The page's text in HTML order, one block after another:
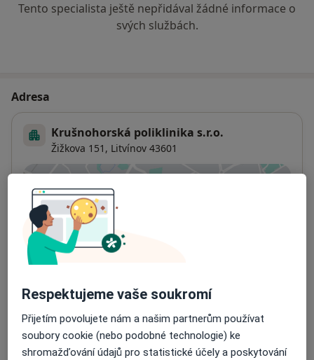
Tento specialista ještě nepřidával žádné informace o
svých službách.
Adresa
Krušnohorská poliklinika s.r.o.
Žižkova 151, Litvínov 43601
Dostupnost
Na této adrese online kalendář není aktivní
Co mám v takové situaci udělat?
Způsoby platby (soukromé návštěvy)
Na teto adrese lékař přijímá pacienty na pojišťovnu
Detaily
Respektujeme vaše soukromí
Přijetím povolujete nám a našim partnerům používat
soubory cookie (nebo podobné technologie) ke
shromažďování údajů pro statistické účely a poskytování